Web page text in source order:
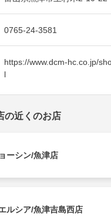
0765-24-3581
https://www.dcm-hc.co.jp/
l
の近くのお店
ーシン/魚津店
ルシア/魚津吉島西店